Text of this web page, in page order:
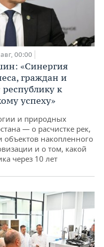
00:00
«Синергия
граждан и
к
успеху»
и природных
— о расчистке рек,
объектов накопленного
и о том, какой
через 10 лет